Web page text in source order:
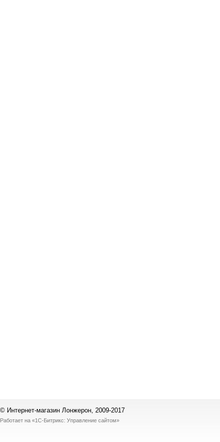
© Интернет-магазин Лонжерон, 2009-2017
Работает на «1С-Битрикс: Управление сайтом»